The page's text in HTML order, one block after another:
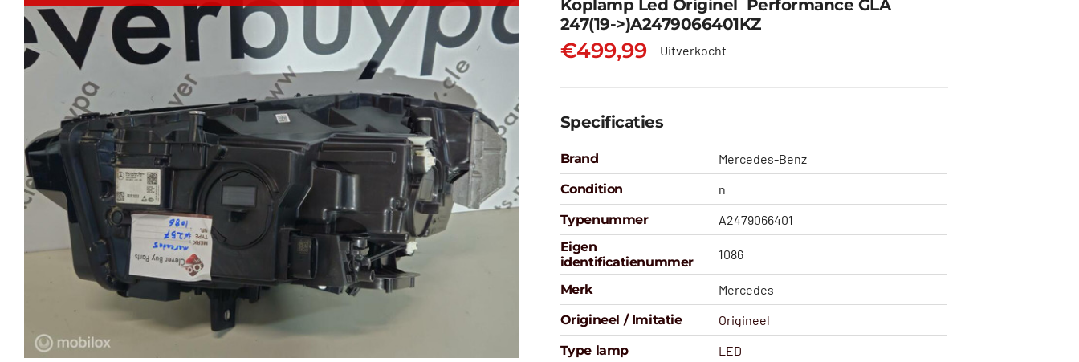
Koplamp Led Originel Performance GLA
247(19->)A2479066401KZ
€499,99 Uitverkocht
Specificaties
Brand
Mercedes-Benz
Condition
n
Typenummer
A2479066401
Eigen
identificatienummer
1086
Merk
Mercedes
Origineel / Imitatie
Origineel
Type lamp
LED